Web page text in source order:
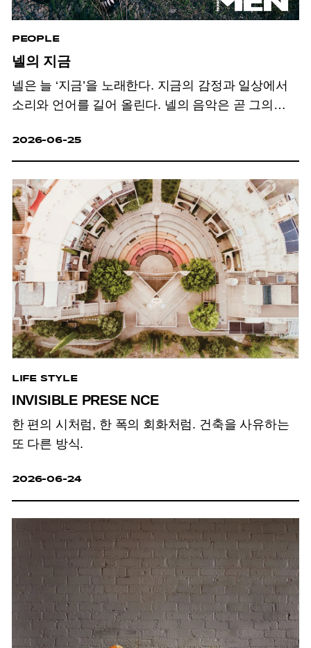
PEOPLE
넬의 지금
넬은 늘 ‘지금’을 노래한다. 지금의 감정과 일상에서
소리와 언어를 길어 올린다. 넬의 음악은 곧 그의
2026-06-25
LIFE STYLE
INVISIBLE PRESE NCE
한 편의 시처럼, 한 폭의 회화처럼. 건축을 사유하는
또 다른 방식.
2026-06-24